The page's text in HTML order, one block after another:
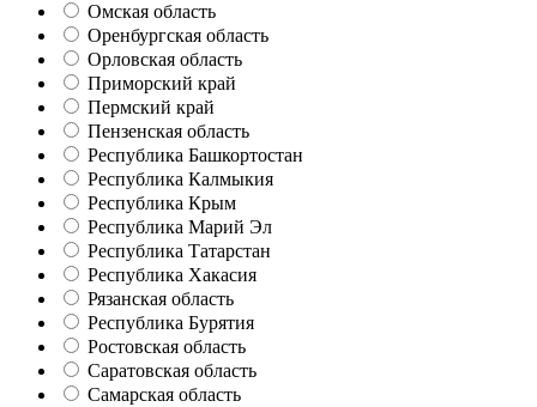
Омская область
Оренбургская область
Орловская область
Приморский край
Пермский край
Пензенская область
Республика Башкортостан
Республика Калмыкия
Республика Крым
Республика Марий Эл
Республика Татарстан
Республика Хакасия
Рязанская область
Республика Бурятия
Ростовская область
Саратовская область
Самарская область